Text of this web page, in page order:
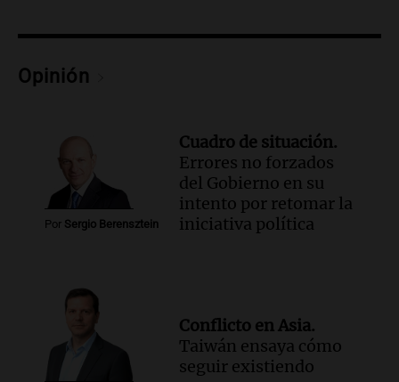
en varios puntos
Episodios
agradecimiento
La Mesa de Café
Episodios
Audio.
Detuvieron al hijo de Fran
Riquelme tras un operativo con 10
Audio.
anticipa humilidad en el Santuario de
San Cayetano
Panorama Federal
Opinión
Por Sergio Berensztein
Cuadro de situación.
Errores no forzados
del Gobierno en su
intento por retomar la
iniciativa política
Conflicto en Asia.
Taiwán ensaya cómo
seguir existiendo